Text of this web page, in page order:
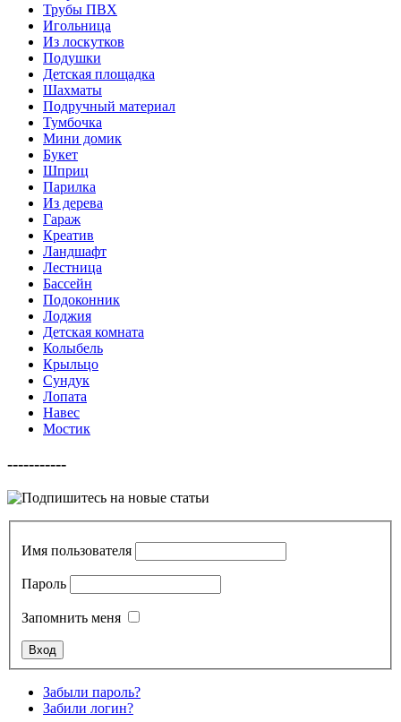
Трубы ПВХ
Игольница
Из лоскутков
Подушки
Детская площадка
Шахматы
Подручный материал
Тумбочка
Мини домик
Букет
Шприц
Парилка
Из дерева
Гараж
Креатив
Ландшафт
Лестница
Бассейн
Подоконник
Лоджия
Детская комната
Колыбель
Крыльцо
Сундук
Лопата
Навес
Мостик
-----------
Имя пользователя
Пароль
Запомнить меня
Забыли пароль?
Забили логин?